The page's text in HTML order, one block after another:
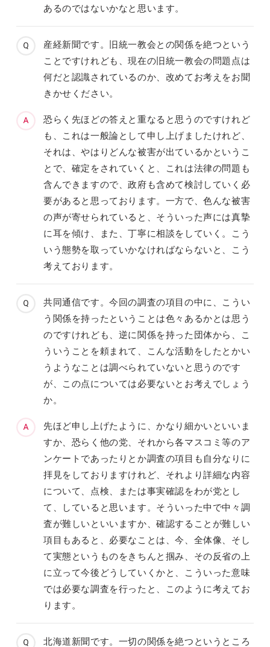
あるのではないかなと思います。
産経新聞です。旧統一教会との関係を絶つという
ことですけれども、現在の旧統一教会の問題点は
何だと認識されているのか、改めてお考えをお聞
きかせください。
恐らく先ほどの答えと重なると思うのですけれど
も、これは一般論として申し上げましたけれど、
それは、やはりどんな被害が出ているかというこ
とで、確定をされていくと、これは法律の問題も
含んできますので、政府も含めて検討していく必
要があると思っております。一方で、色んな被害
の声が寄せられていると、そういった声には真摯
に耳を傾け、また、丁寧に相談をしていく。こう
いう態勢を取っていかなければならないと、こう
考えております。
共同通信です。今回の調査の項目の中に、こうい
う関係を持ったということは色々あるかとは思う
のですけれども、逆に関係を持った団体から、こ
ういうことを頼まれて、こんな活動をしたとかい
うようなことは調べられていないと思うのです
が、この点については必要ないとお考えでしょう
か。
先ほど申し上げたように、かなり細かいといいま
すか、恐らく他の党、それから各マスコミ等のア
ンケートであったりとか調査の項目も自分なりに
拝見をしておりますけれど、それより詳細な内容
について、点検、または事実確認をわが党とし
て、していると思います。そういった中で中々調
査が難しいといいますか、確認することが難しい
項目もあると、必要なことは、今、全体像、そし
て実態というものをきちんと掴み、その反省の上
に立って今後どうしていくかと、こういった意味
では必要な調査を行ったと、このように考えてお
ります。
北海道新聞です。一切の関係を絶つというところ